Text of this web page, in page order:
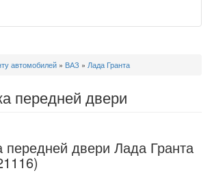
автомобилей » ВАЗ » Лада Гранта
передней двери
передней двери Лада Гранта